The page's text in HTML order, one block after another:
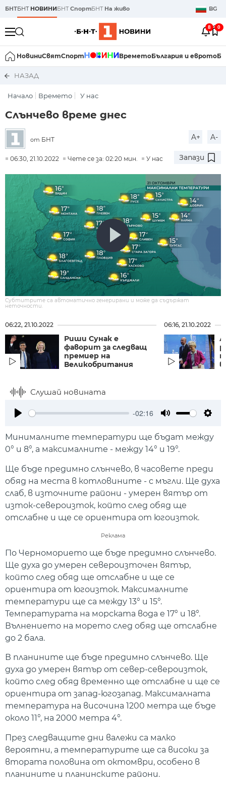
БНТБНТ НОВИНИБНТСпортБНТ На живо BG
8 0
НовиниСвятСпорт ВреметоБългария и еврото
НАЗАД
Начало Времето У нас
Слънчево време днес
от БНТ A+ A-
06:30, 21.10.2022 Чете се за: 02:20 мин. У нас Запази
Субтитрите са автоматично генерирани и може да съдържат
неточности.
06:22, 21.10.2022
Риши Сунак е
фаворит за следващ
премиер на
Великобритания
06:16, 21.10.2022
Слушай новината
-02:16
Минималните температури ще бъдат между
0° и 8°, а максималните - между 14° и 19°.
Ще бъде предимно слънчево, в часовете преди
обяд на места в котловините - с мъгли. Ще духа
слаб, в източните райони - умерен вятър от
изток-североизток, който след обяд ще
отслабне и ще се ориентира от югоизток.
Реклама
По Черноморието ще бъде предимно слънчево.
Ще духа до умерен североизточен вятър,
който след обяд ще отслабне и ще се
ориентира от югоизток. Максималните
температури ще са между 13° и 15°.
Температурата на морската вода е 17° и 18°.
Вълнението на морето след обяд ще отслабне
до 2 бала.
В планините ще бъде предимно слънчево. Ще
духа до умерен вятър от север-североизток,
който след обяд временно ще отслабне и ще се
ориентира от запад-югозапад. Максималната
температура на височина 1200 метра ще бъде
около 11°, на 2000 метра 4°.
През следващите дни валежи са малко
вероятни, а температурите ще са високи за
втората половина от октомври, особено в
планините и планинските райони.